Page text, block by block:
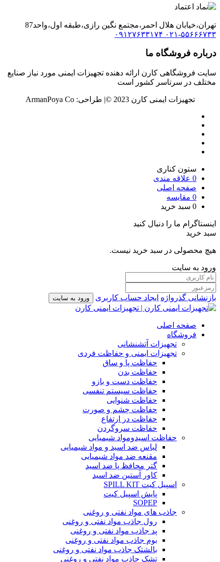
تهران،خیابان هلال احمر،مجتمع نگین رازی،طبقه اول،واحد87
۰۲۱-۵۵۶۶۶۷۳۳ ۰۹۱۲۷۶۳۳۱۷۴
درباره فروشگاه ما
سایت فروشگاهی کارن ارائه دهنده تجهیزات ایمنی مورد نیاز صنایع
مختلف در سرتاسر کشور است
تجهیزات ایمنی کارن 2023 ©️| طراحی: ArmanPoya Co
ستون کناری
0 علاقه مندی
صفحه اصلی
0 مقایسه
0 سبد خرید
اینستاگرام ما را دنبال کنید
سبد خرید
هیچ محصولی در سبد خرید نیست.
ورود به سایت
بازنشانی گذرواژه ایجاد حساب کاربری ورود به سایت
صفحه اصلی
فروشگاه
تجهیزات آتشنشانی
تجهیزات ایمنی و حفاظت فردی
حفاظت پا و ساق
حفاظت بدن
حفاظت دست و بازو
حفاظت سیستم تنفسی
حفاظت شنوایی
حفاظت چشم و صورت
حفاظت در ارتفاع
حفاظت سروگردن
حفاظت اسیدومواد شیمیایی
لباس ضد اسید و مواد شیمیایی
مقنعه ضد مواد شیمیایی
گتر محافظ پا ضد اسید
کاور آستین ضد اسید
اسپیل کیت SPILL KIT
پایش اسپیل کیت
SOPEP
جاذب های مواد نفتی و روغنی
رول جاذب مواد نفتی و روغنی
پد جاذب مواد نفتی و روغنی
بوم جاذب مواد نفتی و روغنی
بالشتک جاذب مواد نفتی و روغنی
تشک جاذب مواد نفتی و روغنی